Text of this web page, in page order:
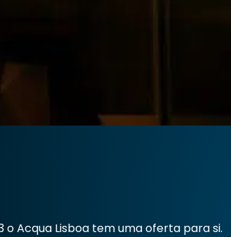
o Acqua Lisboa tem uma oferta para si.